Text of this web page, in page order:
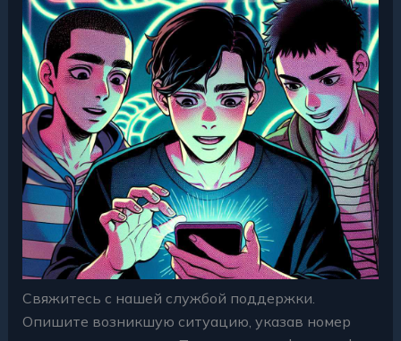
Свяжитесь с нашей службой поддержки.
Опишите возникшую ситуацию, указав номер